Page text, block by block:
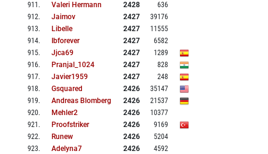
911 . Valeri Hermann 2428
636
912. Jaimov 2427
39176
913. Libelle 2427
11555
914. Ibforever 2427
6582
915. Jjca69 2427
1289
916. Pranjal_1024 2427
828
917. Javier1959 2427
248
918. Gsquared 2426
35147
919. Andreas Blomberg 2426
21537
920. Mehler2 2426
10377
921 . Proofstriker 2426
9169
922. Runew 2426
5204
923. Adelyna7 2426
4592